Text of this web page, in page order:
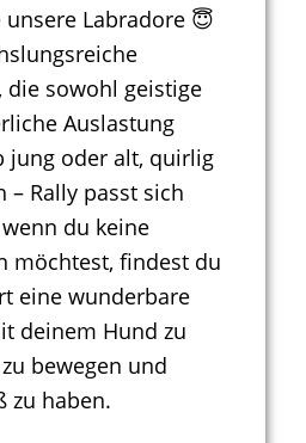
Labradore 😇
die sowohl geistige
Auslastung
jung oder alt, quirlig
– Rally passt sich
du keine
möchtest, findest du
eine wunderbare
deinem Hund zu
bewegen und
zu haben.